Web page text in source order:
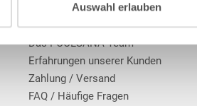
Auswahl erlauben
Über POOLSANA
Firmengeschichte
Das POOLSANA-Team
Erfahrungen unserer Kunden
Zahlung / Versand
FAQ / Häufige Fragen